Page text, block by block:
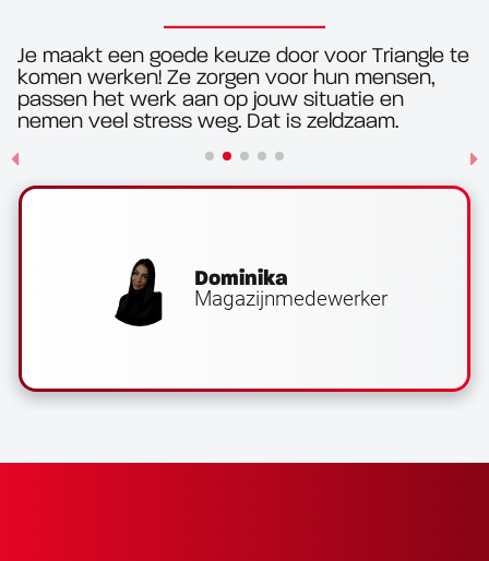
Je maakt een goede keuze door voor Triangle te
komen werken! Ze zorgen voor hun mensen,
passen het werk aan op jouw situatie en
nemen veel stress weg. Dat is zeldzaam.
Dominika
Magazijnmedewerker